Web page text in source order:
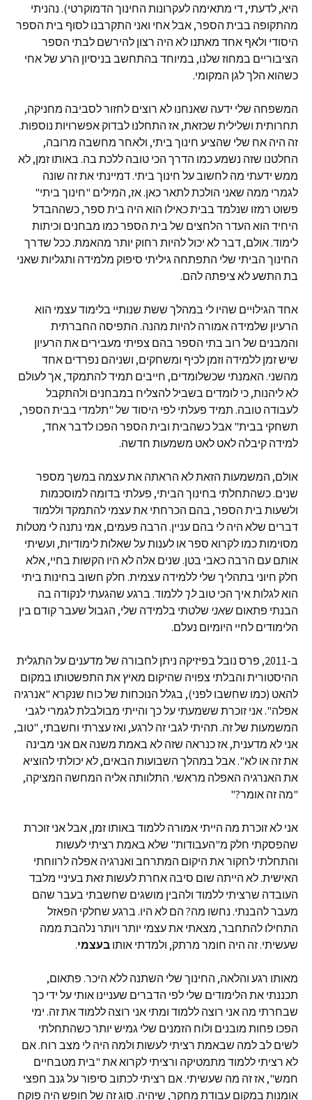
היא, לדעתי, די מתאימה לעקרונות החינוך הדמוקרטי). נהניתי
מהתקופה בבית הספר, אבל אחי ואני התקרבנו לסוף בית הספר
היסודי ולאף אחד מאתנו לא היה רצון להירשם לבתי הספר
הציבוריים במחוז שלנו, במיוחד בהתחשב בניסיון הרע של אחי
כשהוא הלך לגן המקומי.
המשפחה שלי ידעה שאנחנו לא רוצים לחזור לסביבה מחניקה,
תחרותית ושלילית שכזאת, אז התחלנו לבדוק אפשרויות נוספות.
זה היה אח שלי שהציע חינוך ביתי, ולאחר מחשבה מרובה,
החלטנו שזה נשמע כמו הדרך הכי טובה ללכת בה. באותו זמן, לא
ממש ידעתי מה לחשוב על חינוך ביתי. דמיינתי את זה שונה
לגמרי ממה שאני הולכת לתאר כאן. אז, המילים "חינוך ביתי"
פשוט רמזו שנלמד בבית כאילו הוא היה בית ספר, כשההבדל
היחיד הוא העדר הלחצים של בית הספר כמו מבחנים וכיתות
לימוד. אולם, דבר לא יכול להיות רחוק יותר מהאמת. ככל שדרך
החינוך הביתי שלי התפתחה גיליתי סיפוק מלמידה ותגליות שאני
בת התשע לא ציפתה להם.
אחד הגילויים שהיו לי במהלך ששת שנותיי בלימוד עצמי הוא
הרעיון שלמידה אמורה להיות מהנה. התפיסה החברתית
והמבנים של רוב בתי הספר בהם צפיתי מעבירים את הרעיון
שיש זמן ללמידה וזמן לכיף ומשחקים, ושניהם נפרדים אחד
מהשני. האמנתי שכשלומדים, חייבים תמיד להתמקד, אך לעולם
לא ליהנות, כי לומדים בשביל להצליח במבחנים ולהתקבל
לעבודה טובה. תמיד פעלתי לפי היסוד של "תלמדי בבית הספר,
תשחקי בבית" אבל כשהבית ובית הספר הפכו לדבר אחד,
למידה קיבלה לאט לאט משמעות חדשה.
אולם, המשמעות הזאת לא הראתה את עצמה במשך מספר
שנים. כשהתחלתי בחינוך הביתי, פעלתי בדומה למוסכמות
ולשעות בית הספר, בהם הכרחתי את עצמי להתמקד וללמוד
דברים שלא היה לי בהם עניין. הרבה פעמים, אמי נתנה לי מטלות
מסוימות כמו לקרוא ספר או לענות על שאלות לימודיות, ועשיתי
אותם עם הרבה כאבי בטן. שנים אלה לא היו הקשות בחיי, אלא
חלק חיוני בתהליך שלי ללמידה עצמית. חלק חשוב בחינות ביתי
הוא לגלות איך הכי טובלך ללמוד. ברגע שהגעתי לנקודה בה
הבנתי פתאום שאני שלטתי בלמידה שלי, הגבול שעבר קודם בין
הלימודים לחיי היומיום נעלם.
ב-2011, פרס נובל בפיזיקה ניתן לחבורה של מדענים על התגלית
ההיסטורית והבלתי צפויה שהיקום מאיץ את התפשטותו במקום
להאט (כמו שחשבו לפני), בגלל הנוכחות של כוח שנקרא "אנרגיה
אפלה". אני זוכרת ששמעתי על כך והייתי מבולבלת לגמרי לגבי
המשמעות של זה. תהיתי לגבי זה לרגע, ואז עצרתי וחשבתי, "טוב,
אני לא מדענית, אז כנראה שזה לא באמת משנה אם אני מבינה
את זה או לא". אבל במהלך השבועות הבאים, לא יכולתי להוציא
את האנרגיה האפלה מראשי. התלוותה אליה המחשה המציקה,
"מה זה אומר?"
אני לא זוכרת מה הייתי אמורה ללמוד באותו זמן, אבל אני זוכרת
שהפסקתי חלק מ"העבודות" שלא באמת רציתי לעשות
והתחלתי לחקור את היקום המתרחב ואנרגיה אפלה לרווחתי
האישית. לא הייתה שום סיבה אחרת לעשות זאת בעיניי מלבד
העובדה שרציתי ללמוד ולהבין מושגים שחשבתי בעבר שהם
מעבר להבנתי. נחשו מה? הם לא היו. ברגע שחלקי הפאזל
התחילו להתחבר, מצאתי את עצמי יותר ויותר נלהבת ממה
שעשיתי. זה היה חומר מרתק, ולמדתי אותו בעצמי.
מאותו רגע והלאה, החינוך שלי השתנה ללא היכר. פתאום,
תכננתי את הלימודים שלי לפי הדברים שעניינו אותי על ידי כך
שבחרתי מה אני רוצה ללמוד ומתי אני רוצה ללמוד את זה. ימי
הפכו פחות מובנים ולוח הזמנים שלי גמיש יותר כשהתחלתי
לשים לב למה שבאמת רציתי לעשות ולמה היה לי מצב רוח. אם
לא רציתי ללמוד מתמטיקה ורציתי לקרוא את "בית מטבחיים
חמש", אז זה מה שעשיתי. אם רציתי לכתוב סיפור על גנב חפצי
אומנות במקום עבודת מחקר, שיהיה. סוג זה של חופש היה פוקח